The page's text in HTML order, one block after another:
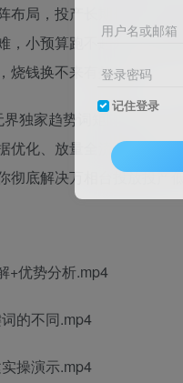
布局，投产长期偏低；标
，小预算跑不起来，成熟
烧钱换不来有效转化。
独家趋势词矩阵技术，
优化、放量全流程覆盖，
底解决万相台投放投产
+优势分析.mp4
的不同.mp4
操演示.mp4
用户名或邮箱
登录密码
记住登录